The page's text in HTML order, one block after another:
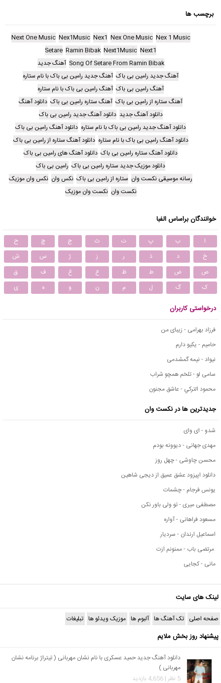
برچسب ها
Nex 1 Music
Nex One Music
Nex1
Nex1Music
Next One Music
Next1
Next1Music
Ramin Bibak
Setare
Song Of Setare From Ramin Bibak آهنگ جدید
آهنگ جدید رامین بی باک آهنگ جدید رامین بی باک با نام ستاره
آهنگ رامین بی باک آهنگ رامین بی باک با نام ستاره
آهنگ ستاره از رامین بی باک آهنگ ستاره رامین بی باک دانلود آهنگ
دانلود آهنگ جدید دانلود آهنگ جدید رامین بی باک
دانلود آهنگ جدید رامین بی باک با نام ستاره دانلود آهنگ رامین بی باک
دانلود آهنگ رامین بی باک با نام ستاره دانلود آهنگ ستاره از رامین بی باک
دانلود آهنگ ستاره رامین بی باک دانلود آهنگ های رامین بی باک
دانلود موزیک جدید ستاره رامین بی باک رامین بی باک
رسانه موسیقی نکست وان ستاره از رامین بی باک نکس وان نکس وان موزیک
نکست وان نکست وان موزیک
خوانندگان براساس الفبا
ا ب پ ت ث ج چ
ح
خ
د ذ ر ز ژ س
ش
ص
ض ط ظ ع غ ف
ق
ک
گ ل م ن و ه ی
درخواستی کاربران
فرزاد بهرامی - زیبای من
حامیم - یکیو دارم
نیواد - نیمه گمشدمی
سامی لو - تلخم همچو شراب
محمود التركي - عاشق مجنون
جدیدترین ها در نکست وان
شدو - ای وای
مهدی جهانی - دیوونه بودم
محسن چاوشی - چهل روز
دانلود اپیزود عشق عمیق از دیجی شاهین
یونس فرجام - چشمات
مصطفی میری - تو ولی باور نکن
مسعود فراهانی - آواره
اسماعیل ارندان - سردیار
مرتضی باب - ممنونم ازت
مانی - کجایی
لینک های سایت
صفحه اصلی تک آهنگ ها آلبوم ها موزیک ویدئو ها تبلیغات
پیشنهاد روز بخش ملایم
دانلود آهنگ جدید حمید عسکری با نام نشان مهربانی ( تیتراژ برنامه نشان
مهربانی )
5 نظر | 4,656 بازدید